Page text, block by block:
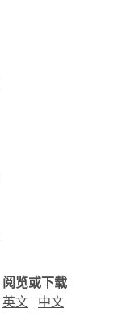
阅览或下载
英文 中文